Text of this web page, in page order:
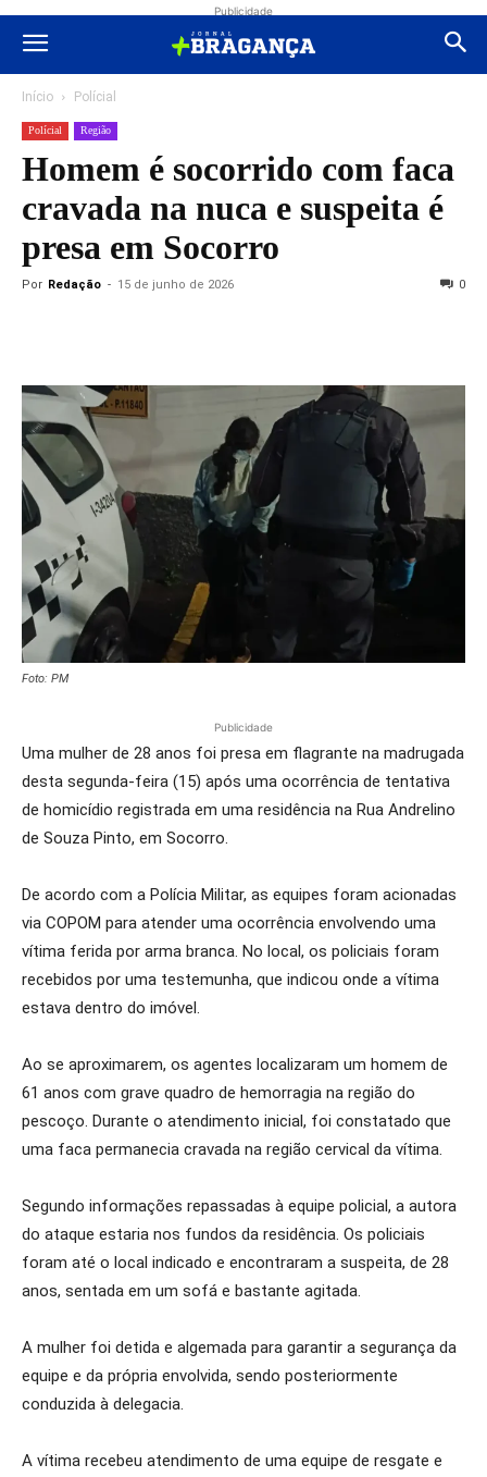
Publicidade
Início Polícial
Polícial Região
Homem é socorrido com faca
cravada na nuca e suspeita é
presa em Socorro
Por Redação - 15 de junho de 2026 0
Foto: PM
Publicidade
Uma mulher de 28 anos foi presa em flagrante na madrugada
desta segunda-feira (15) após uma ocorrência de tentativa
de homicídio registrada em uma residência na Rua Andrelino
de Souza Pinto, em Socorro.
De acordo com a Polícia Militar, as equipes foram acionadas
via COPOM para atender uma ocorrência envolvendo uma
vítima ferida por arma branca. No local, os policiais foram
recebidos por uma testemunha, que indicou onde a vítima
estava dentro do imóvel.
Ao se aproximarem, os agentes localizaram um homem de
61 anos com grave quadro de hemorragia na região do
pescoço. Durante o atendimento inicial, foi constatado que
uma faca permanecia cravada na região cervical da vítima.
Segundo informações repassadas à equipe policial, a autora
do ataque estaria nos fundos da residência. Os policiais
foram até o local indicado e encontraram a suspeita, de 28
anos, sentada em um sofá e bastante agitada.
A mulher foi detida e algemada para garantir a segurança da
equipe e da própria envolvida, sendo posteriormente
conduzida à delegacia.
A vítima recebeu atendimento de uma equipe de resgate e